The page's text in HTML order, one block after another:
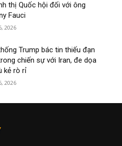
thị Quốc hội đối với ông
Fauci
2026
Trump bác tin thiếu đạn
chiến sự với Iran, đe dọa
kẻ rò rỉ
2026